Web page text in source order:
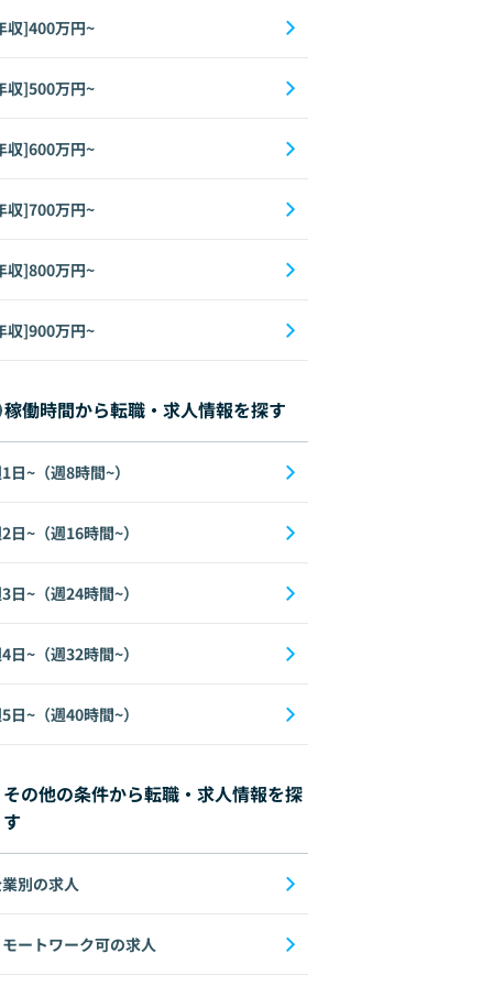
収]400万円~
収]500万円~
収]600万円~
収]700万円~
収]800万円~
収]900万円~
稼働時間から転職・求人情報を探す
日~（週8時間~）
日~（週16時間~）
日~（週24時間~）
日~（週32時間~）
日~（週40時間~）
その他の条件から転職・求人情報を探
す
別の求人
モートワーク可の求人